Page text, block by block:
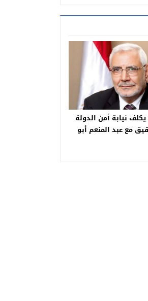
يكلف نيابة أمن الدولة
مع عبد المنعم أبو